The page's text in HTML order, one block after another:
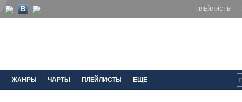
ПЛЕЙЛИСТЫ
ЖАНРЫ ЧАРТЫ ПЛЕЙЛИСТЫ ЕЩЕ